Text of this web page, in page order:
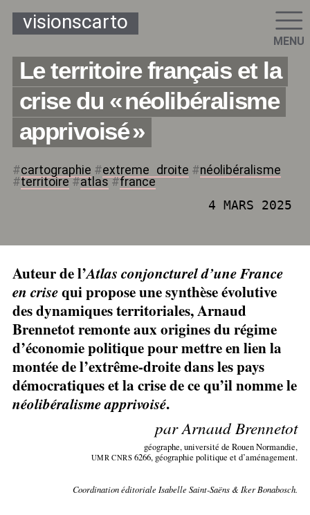
visionscarto
MENU
Le territoire français et la
crise du «néolibéralisme
apprivoisé»
#cartographie #extreme droite #néolibéralisme
#territoire #atlas #france
4 MARS 2025
Auteur de l’Atlas conjoncturel d’une France
en crisequi propose une synthèse évolutive
des dynamiques territoriales, Arnaud
Brennetot remonte aux origines du régime
d’économie politique pour mettre en lien la
montée de l’extrême-droite dans les pays
démocratiques et la crise de ce qu’il nomme le
néolibéralisme apprivoisé.
par Arnaud Brennetot
géographe, université de Rouen Normandie,
UMR CNRS 6266, géographie politique et d’aménagement.
Coordination éditoriale Isabelle Saint-Saëns & Iker Bonabosch.